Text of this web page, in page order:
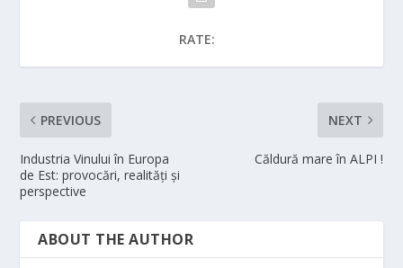
RATE:
PREVIOUS
Industria Vinului în Europa
de Est: provocări, realități și
perspective
NEXT
Căldură mare în ALPI !
ABOUT THE AUTHOR